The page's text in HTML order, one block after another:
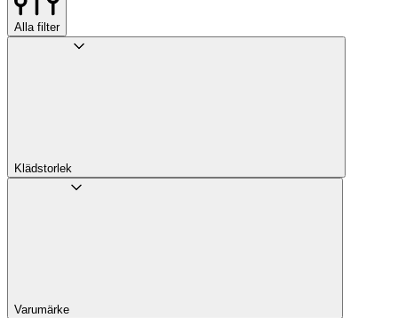
Alla filter
Klädstorlek
Varumärke